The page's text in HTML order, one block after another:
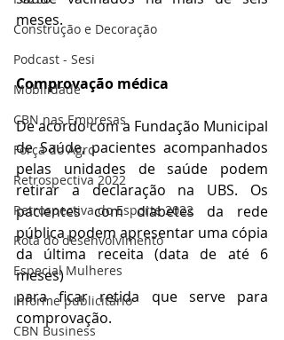
Construção e Decoração
Podcast - Sesi
Mobilidade
CBN nas Empresas
Força do Agro
Retrospectiva 2022
Retrospectiva do Esporte 2022
Rota do desenvolvimento
Especial Mulheres
Informe publicitário
CBN Business
meses.
Comprovação médica
De acordo com a Fundação Municipal
de Saúde, pacientes acompanhados
pelas unidades de saúde podem
retirar a declaração na UBS. Os
pacientes com diabetes da rede
pública podem apresentar uma cópia
da última receita (data de até 6
meses)
para ficar retida que serve para
comprovação.